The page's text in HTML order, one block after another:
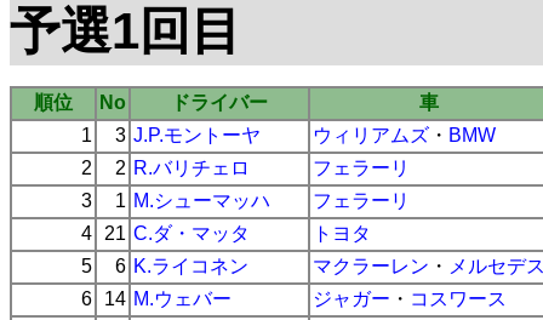
予選1回目
順位 No ドライバー
車
1
3 J.P.モントーヤ ウィリアムズ ・ BMW
2
2 R.バリチェロ
フェラーリ
3
1 M.シューマッハ
フェラーリ
4
21 C.ダ・マッタ
トヨタ
5
6 K.ライコネン マクラーレン ・ メルセデ
6
14 M.ウェバー ジャガー ・ コスワース